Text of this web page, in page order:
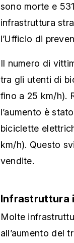
sono morte e
infrastruttura
l’Ufficio di
Il numero di
tra gli utenti di
fino a 25 km/h).
l’aumento è
biciclette
km/h). Questo
vendite.
Infrastruttura
Molte
all’aumento del